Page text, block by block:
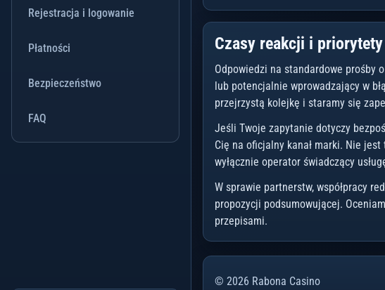
Rejestracja i logowanie
Płatności
Bezpieczeństwo
FAQ
Czasy reakcji i priorytety
Odpowiedzi na standardowe prośby
lub potencjalnie wprowadzający w
przejrzystą kolejkę i staramy się
Jeśli Twoje zapytanie dotyczy
Cię na oficjalny kanał marki. Nie
wyłącznie operator świadczący
W sprawie partnerstw, współpracy
propozycji podsumowującej.
przepisami.
© 2026 Rabona Casino